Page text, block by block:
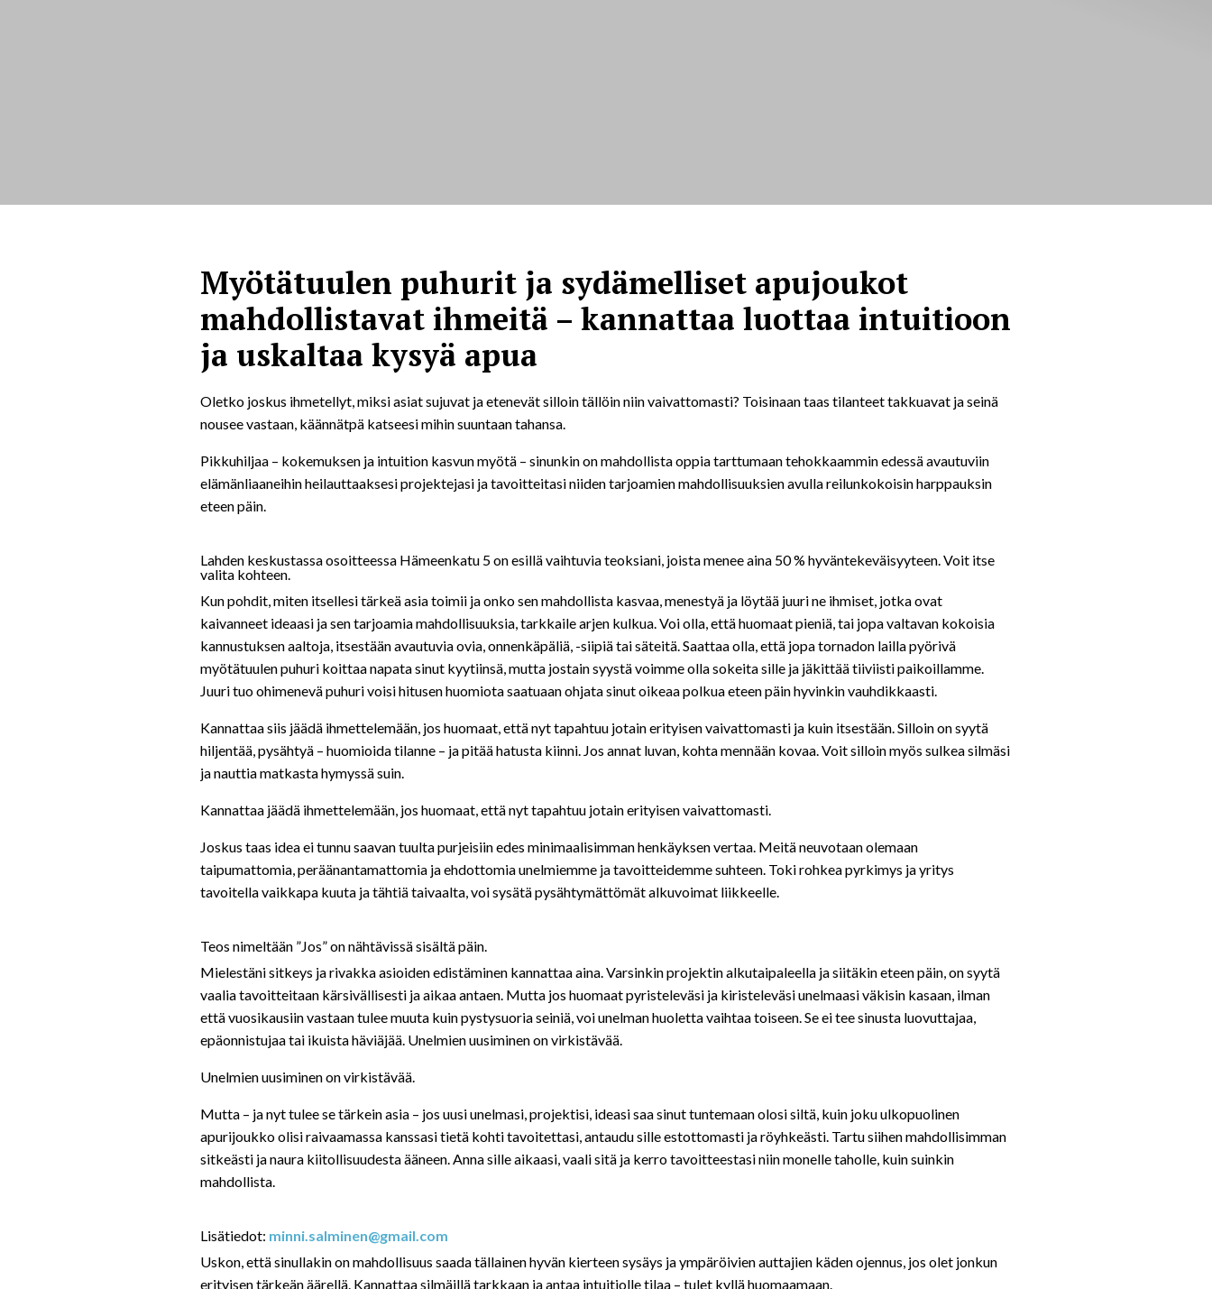
Myötätuulen puhurit ja sydämelliset apujoukot
mahdollistavat ihmeitä – kannattaa luottaa intuitioon
ja uskaltaa kysyä apua
Oletko joskus ihmetellyt, miksi asiat sujuvat ja etenevät silloin tällöin niin vaivattomasti? Toisinaan taas tilanteet takkuavat ja seinä
nousee vastaan, käännätpä katseesi mihin suuntaan tahansa.
Pikkuhiljaa – kokemuksen ja intuition kasvun myötä – sinunkin on mahdollista oppia tarttumaan tehokkaammin edessä avautuviin
elämänliaaneihin heilauttaaksesi projektejasi ja tavoitteitasi niiden tarjoamien mahdollisuuksien avulla reilunkokoisin harppauksin
eteen päin.
Lahden keskustassa osoitteessa Hämeenkatu 5 on esillä vaihtuvia teoksiani, joista menee aina 50 % hyväntekeväisyyteen. Voit itse
valita kohteen.
Kun pohdit, miten itsellesi tärkeä asia toimii ja onko sen mahdollista kasvaa, menestyä ja löytää juuri ne ihmiset, jotka ovat
kaivanneet ideaasi ja sen tarjoamia mahdollisuuksia, tarkkaile arjen kulkua. Voi olla, että huomaat pieniä, tai jopa valtavan kokoisia
kannustuksen aaltoja, itsestään avautuvia ovia, onnenkäpäliä, -siipiä tai säteitä. Saattaa olla, että jopa tornadon lailla pyörivä
myötätuulen puhuri koittaa napata sinut kyytiinsä, mutta jostain syystä voimme olla sokeita sille ja jäkittää tiiviisti paikoillamme.
Juuri tuo ohimenevä puhuri voisi hitusen huomiota saatuaan ohjata sinut oikeaa polkua eteen päin hyvinkin vauhdikkaasti.
Kannattaa siis jäädä ihmettelemään, jos huomaat, että nyt tapahtuu jotain erityisen vaivattomasti ja kuin itsestään. Silloin on syytä
hiljentää, pysähtyä – huomioida tilanne – ja pitää hatusta kiinni. Jos annat luvan, kohta mennään kovaa. Voit silloin myös sulkea silmäsi
ja nauttia matkasta hymyssä suin.
Kannattaa jäädä ihmettelemään, jos huomaat, että nyt tapahtuu jotain erityisen vaivattomasti.
Joskus taas idea ei tunnu saavan tuulta purjeisiin edes minimaalisimman henkäyksen vertaa. Meitä neuvotaan olemaan
taipumattomia, peräänantamattomia ja ehdottomia unelmiemme ja tavoitteidemme suhteen. Toki rohkea pyrkimys ja yritys
tavoitella vaikkapa kuuta ja tähtiä taivaalta, voi sysätä pysähtymättömät alkuvoimat liikkeelle.
Teos nimeltään ”Jos” on nähtävissä sisältä päin.
Mielestäni sitkeys ja rivakka asioiden edistäminen kannattaa aina. Varsinkin projektin alkutaipaleella ja siitäkin eteen päin, on syytä
vaalia tavoitteitaan kärsivällisesti ja aikaa antaen. Mutta jos huomaat pyristeleväsi ja kiristeleväsi unelmaasi väkisin kasaan, ilman
että vuosikausiin vastaan tulee muuta kuin pystysuoria seiniä, voi unelman huoletta vaihtaa toiseen. Se ei tee sinusta luovuttajaa,
epäonnistujaa tai ikuista häviäjää. Unelmien uusiminen on virkistävää.
Unelmien uusiminen on virkistävää.
Mutta – ja nyt tulee se tärkein asia – jos uusi unelmasi, projektisi, ideasi saa sinut tuntemaan olosi siltä, kuin joku ulkopuolinen
apurijoukko olisi raivaamassa kanssasi tietä kohti tavoitettasi, antaudu sille estottomasti ja röyhkeästi. Tartu siihen mahdollisimman
sitkeästi ja naura kiitollisuudesta ääneen. Anna sille aikaasi, vaali sitä ja kerro tavoitteestasi niin monelle taholle, kuin suinkin
mahdollista.
Lisätiedot: minni.salminen@gmail.com
Uskon, että sinullakin on mahdollisuus saada tällainen hyvän kierteen sysäys ja ympäröivien auttajien käden ojennus, jos olet jonkun
erityisen tärkeän äärellä. Kannattaa silmäillä tarkkaan ja antaa intuitiolle tilaa – tulet kyllä huomaamaan.